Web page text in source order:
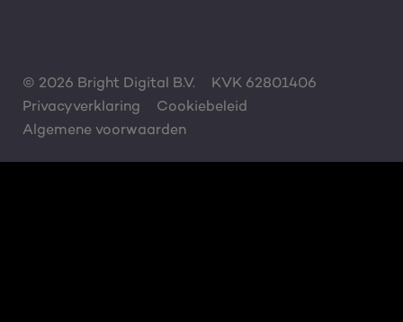
© 2026 Bright Digital B.V.
KVK 62801406
Privacyverklaring
Cookiebeleid
Algemene voorwaarden